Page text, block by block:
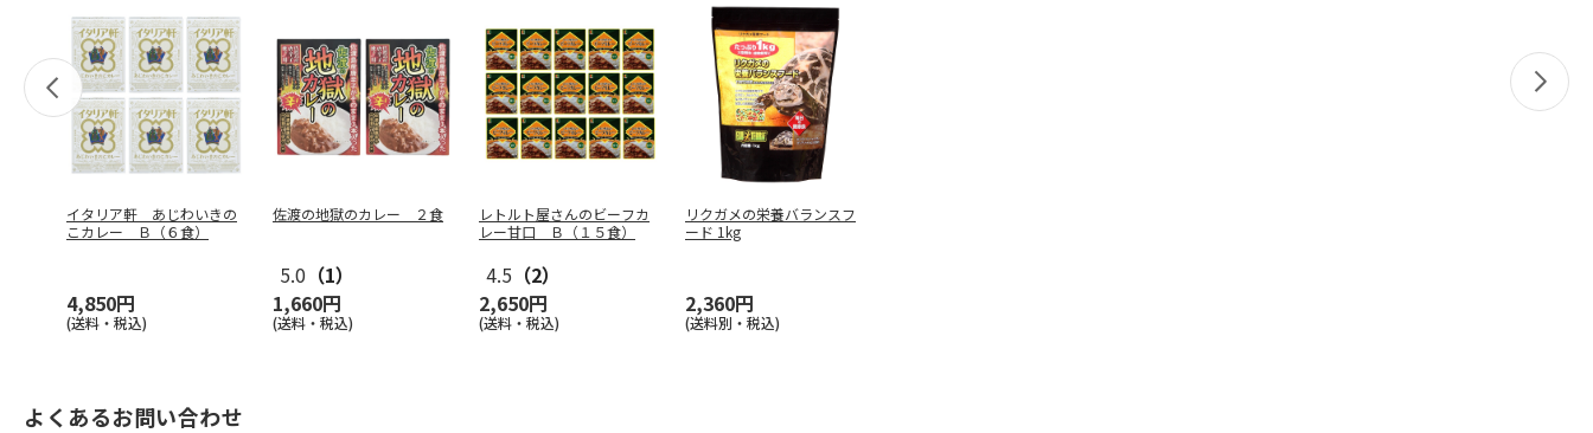
イタリア軒 あじわいきの
こカレー Ｂ（６食）
4,850円
(送料・税込)
佐渡の地獄のカレー ２食
5.0 （1）
1,660円
(送料・税込)
レトルト屋さんのビーフカ
レー甘口 Ｂ（１５食）
4.5 （2）
2,650円
(送料・税込)
リクガメの栄養バランスフ
ード 1kg
2,360円
(送料別・税込)
よくあるお問い合わせ